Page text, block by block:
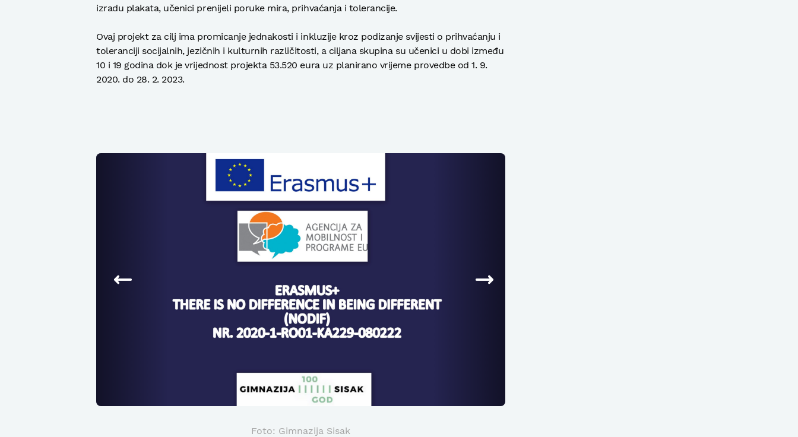
izradu plakata, učenici prenijeli poruke mira, prihvaćanja i tolerancije.
Ovaj projekt za cilj ima promicanje jednakosti i inkluzije kroz podizanje svijesti o prihvaćanju i
toleranciji socijalnih, jezičnih i kulturnih različitosti, a ciljana skupina su učenici u dobi između
10 i 19 godina dok je vrijednost projekta 53.520 eura uz planirano vrijeme provedbe od 1. 9.
2020. do 28. 2. 2023.
Foto: Gimnazija Sisak